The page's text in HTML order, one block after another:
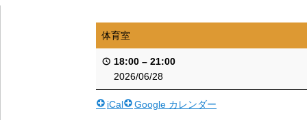
体育室
18:00 – 21:00
2026/06/28
iCal Google カレンダー